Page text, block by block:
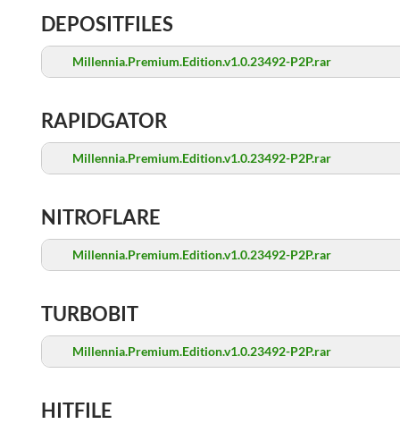
DEPOSITFILES
Millennia.Premium.Edition.v1.0.23492-P2P.rar
RAPIDGATOR
Millennia.Premium.Edition.v1.0.23492-P2P.rar
NITROFLARE
Millennia.Premium.Edition.v1.0.23492-P2P.rar
TURBOBIT
Millennia.Premium.Edition.v1.0.23492-P2P.rar
HITFILE